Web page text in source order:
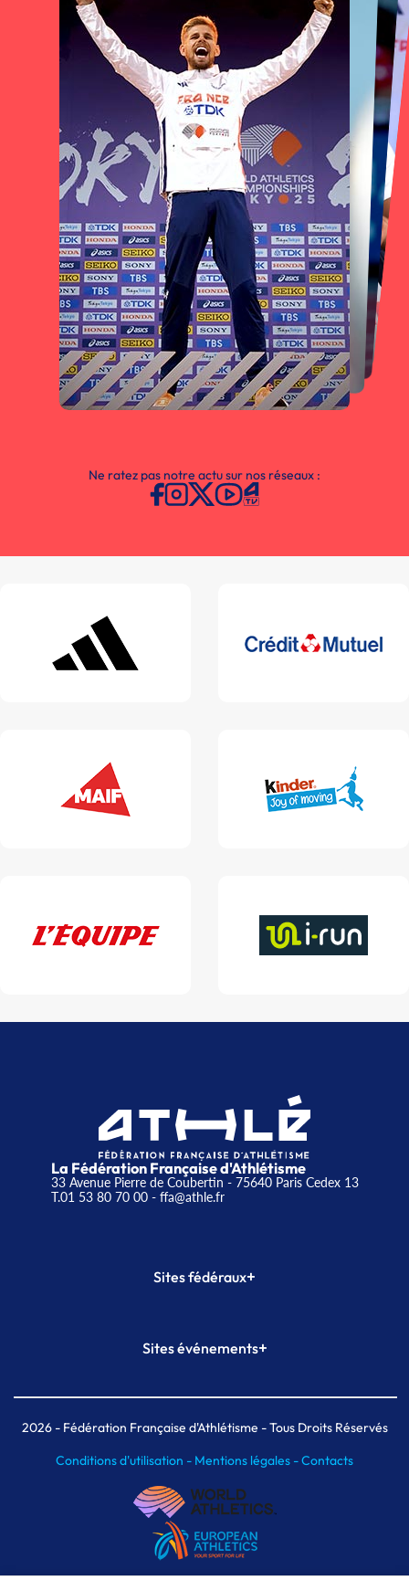
Ne ratez pas notre actu sur nos réseaux :
La Fédération Française d'Athlétisme
33 Avenue Pierre de Coubertin - 75640 Paris Cedex 13
T.01 53 80 70 00- ffa@athle.fr
Sites fédéraux+
Plateforme Formation
Sites événements+
Meeting de Paris indoor
MAIF Ekiden de Paris
2026- Fédération Française d'Athlétisme - Tous Droits Réservés
Conditions d'utilisation - Mentions légales -Contacts